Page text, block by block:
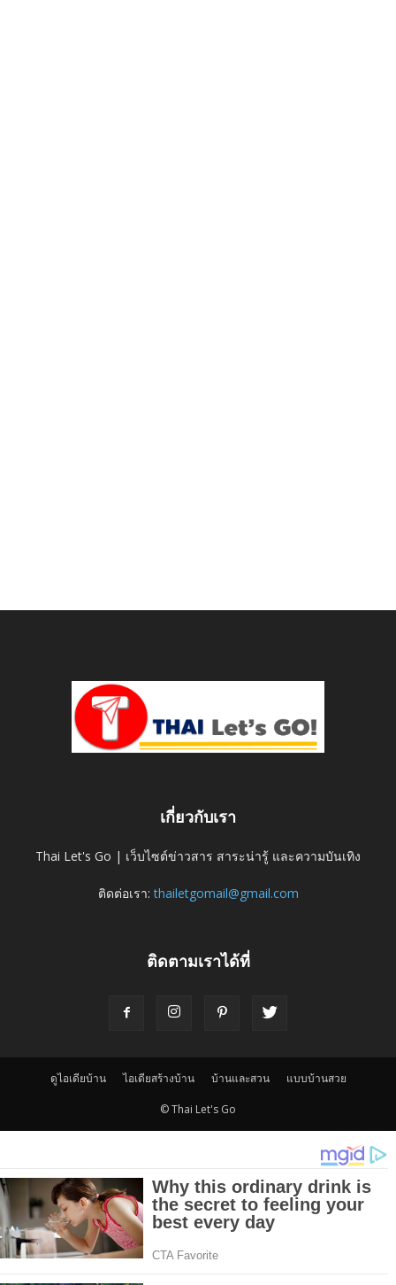
เกี่ยวกับเรา
Thai Let's Go | เว็บไซต์ข่าวสาร สาระน่ารู้ และความบันเทิง
ติดต่อเรา:thailetgomail@gmail.com
ติดตามเราได้ที่
ดูไอเดียบ้าน ไอเดียสร้างบ้าน บ้านและสวน แบบบ้านสวย
© Thai Let's Go